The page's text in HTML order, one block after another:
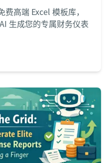
高端 Excel 模板库，
生成您的专属财务仪表